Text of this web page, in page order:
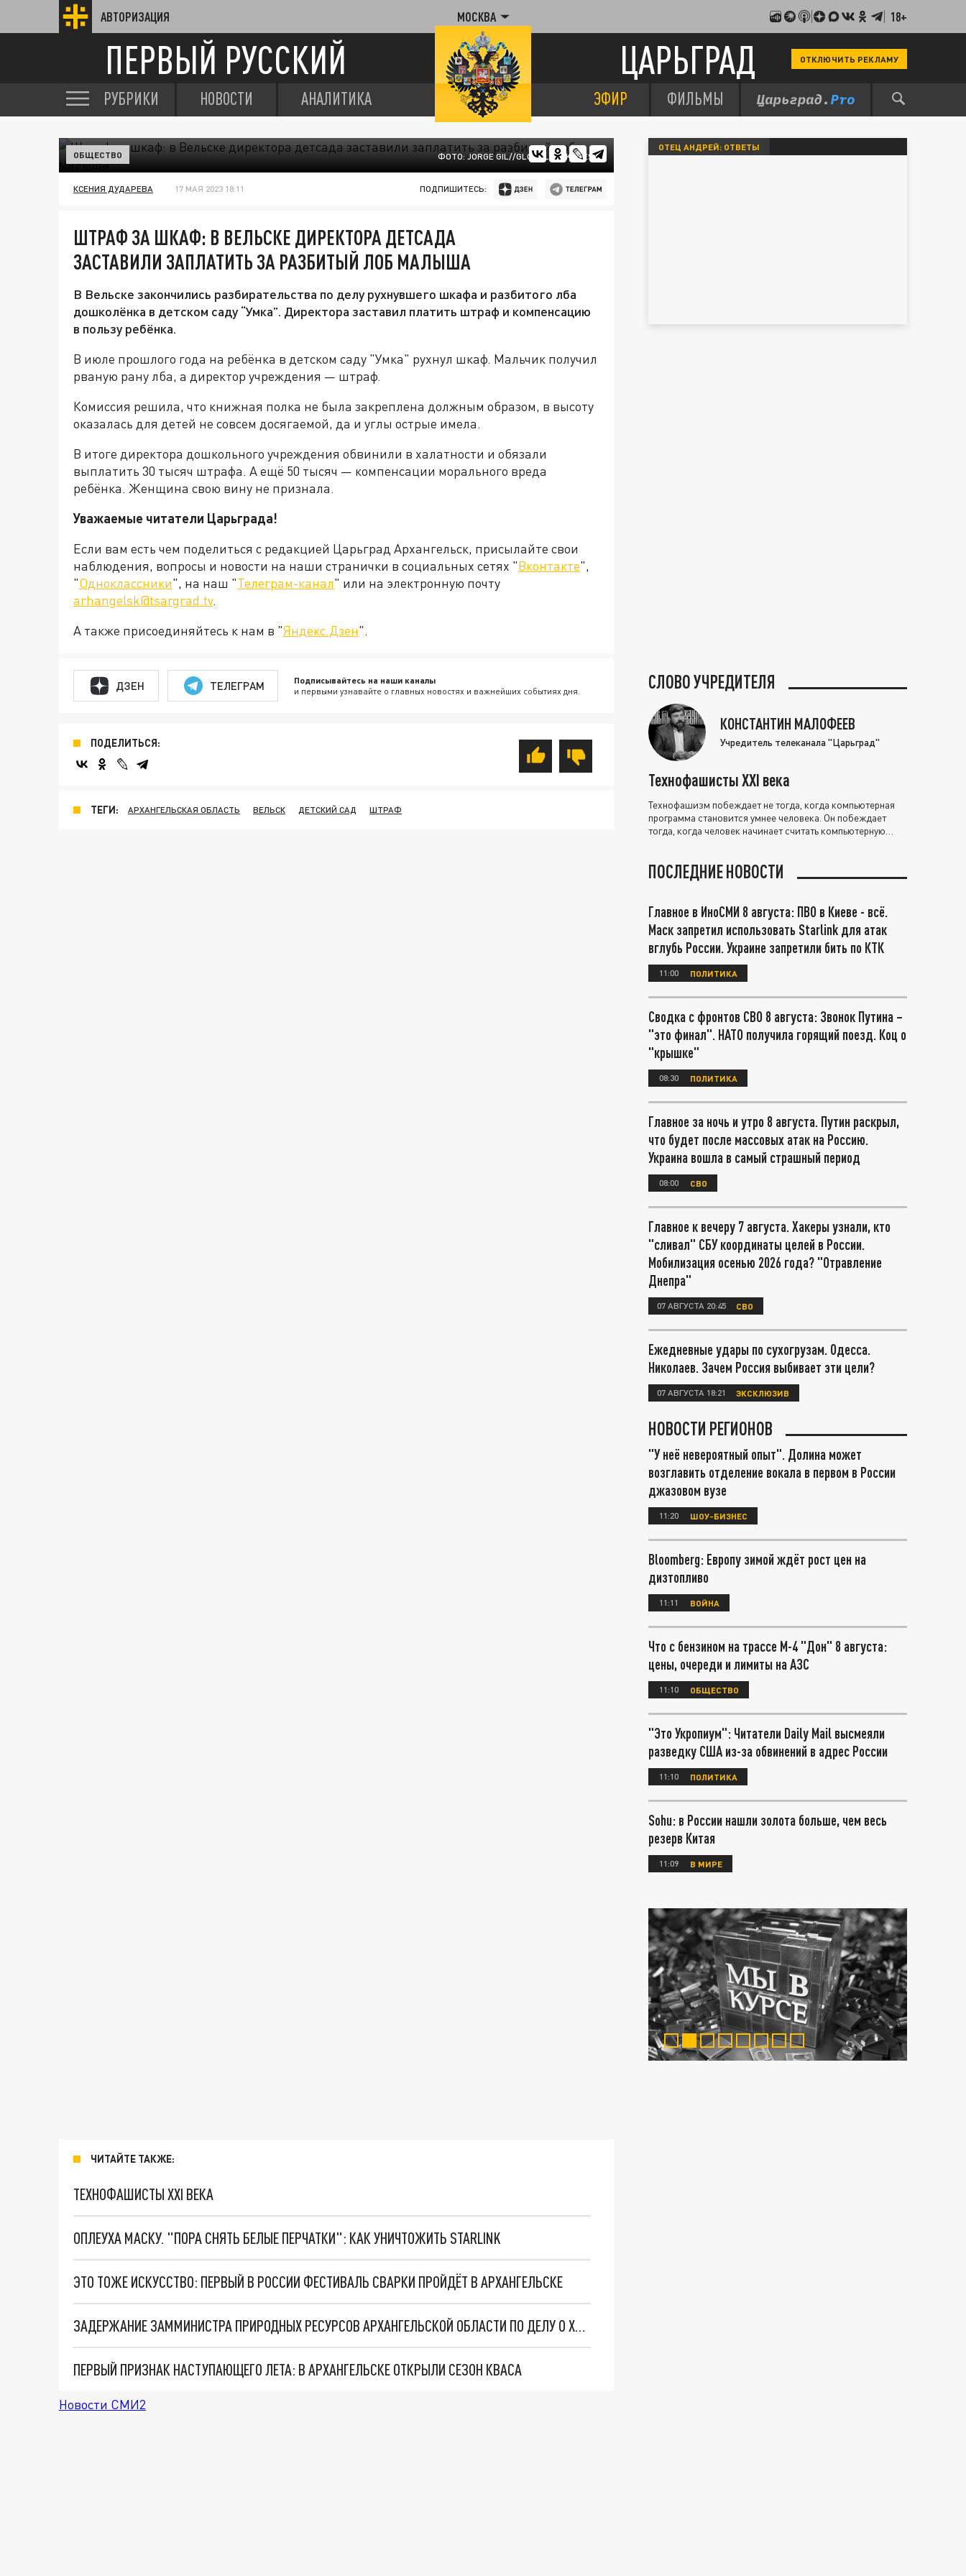
АВТОРИЗАЦИЯ МОСКВА 18+
ПЕРВЫЙ РУССКИЙ ЦАРЬГРАД ОТКЛЮЧИТЬ РЕКЛАМУ
РУБРИКИ НОВОСТИ АНАЛИТИКА ЭФИР ФИЛЬМЫ
ФОТО: JORGE GIL//GLOBALLOOKPRESS
ОБЩЕСТВО
КСЕНИЯ ДУДАРЕВА 17 МАЯ 2023 18:11 ПОДПИШИТЕСЬ:
ШТРАФ ЗА ШКАФ: В ВЕЛЬСКЕ ДИРЕКТОРА ДЕТСАДА
ЗАСТАВИЛИ ЗАПЛАТИТЬ ЗА РАЗБИТЫЙ ЛОБ МАЛЫША
В Вельске закончились разбирательства по делу рухнувшего шкафа и разбитого лба
дошколёнка в детском саду “Умка”. Директора заставил платить штраф и компенсацию
в пользу ребёнка.
В июле прошлого года на ребёнка в детском саду "Умка" рухнул шкаф. Мальчик получил
рваную рану лба, а директор учреждения — штраф.
Комиссия решила, что книжная полка не была закреплена должным образом, в высоту
оказалась для детей не совсем досягаемой, да и углы острые имела.
В итоге директора дошкольного учреждения обвинили в халатности и обязали
выплатить 30 тысяч штрафа. А ещё 50 тысяч — компенсации морального вреда
ребёнка. Женщина свою вину не признала.
Уважаемые читатели Царьграда!
Если вам есть чем поделиться с редакцией Царьград Архангельск, присылайте свои
наблюдения, вопросы и новости на наши странички в социальных сетях "Вконтакте",
"Одноклассники", на наш "Телеграм-канал" или на электронную почту
arhangelsk@tsargrad.tv.
А также присоединяйтесь к нам в "Яндекс.Дзен".
ДЗЕН ТЕЛЕГРАМ Подписывайтесь на наши каналы
и первыми узнавайте о главных новостях и важнейших событиях дня.
ПОДЕЛИТЬСЯ:
ТЕГИ: АРХАНГЕЛЬСКАЯ ОБЛАСТЬ ВЕЛЬСК ДЕТСКИЙ САД ШТРАФ
ЧИТАЙТЕ ТАКЖЕ:
ТЕХНОФАШИСТЫ XXI ВЕКА
ОПЛЕУХА МАСКУ. "ПОРА СНЯТЬ БЕЛЫЕ ПЕРЧАТКИ": КАК УНИЧТОЖИТЬ STARLINK
ЭТО ТОЖЕ ИСКУССТВО: ПЕРВЫЙ В РОССИИ ФЕСТИВАЛЬ СВАРКИ ПРОЙДЁТ В АРХАНГЕЛЬСКЕ
ЗАДЕРЖАНИЕ ЗАММИНИСТРА ПРИРОДНЫХ РЕСУРСОВ АРХАНГЕЛЬСКОЙ ОБЛАСТИ ПО ДЕЛУ О ХИЩЕНИИ: ВИДЕО
ПЕРВЫЙ ПРИЗНАК НАСТУПАЮЩЕГО ЛЕТА: В АРХАНГЕЛЬСКЕ ОТКРЫЛИ СЕЗОН КВАСА
Новости СМИ2
ОТЕЦ АНДРЕЙ: ОТВЕТЫ
СЛОВО УЧРЕДИТЕЛЯ
КОНСТАНТИН МАЛОФЕЕВ
Учредитель телеканала "Царьград"
Технофашисты XXI века
Технофашизм побеждает не тогда, когда компьютерная
программа становится умнее человека. Он побеждает
тогда, когда человек начинает считать компьютерную
ПОСЛЕДНИЕ НОВОСТИ
Главное в ИноСМИ 8 августа: ПВО в Киеве - всё.
Маск запретил использовать Starlink для атак
вглубь России. Украине запретили бить по КТК
11:00 ПОЛИТИКА
Сводка с фронтов СВО 8 августа: Звонок Путина –
"это финал". НАТО получила горящий поезд. Коц о
"крышке"
08:30 ПОЛИТИКА
Главное за ночь и утро 8 августа. Путин раскрыл,
что будет после массовых атак на Россию.
Украина вошла в самый страшный период
08:00 СВО
Главное к вечеру 7 августа. Хакеры узнали, кто
"сливал" СБУ координаты целей в России.
Мобилизация осенью 2026 года? "Отравление
Днепра"
07 АВГУСТА 20:45 СВО
Ежедневные удары по сухогрузам. Одесса.
Николаев. Зачем Россия выбивает эти цели?
07 АВГУСТА 18:21 ЭКСКЛЮЗИВ
НОВОСТИ РЕГИОНОВ
"У неё невероятный опыт". Долина может
возглавить отделение вокала в первом в России
джазовом вузе
11:20 ШОУ-БИЗНЕС
Bloomberg: Европу зимой ждёт рост цен на
дизтопливо
11:11 ВОЙНА
Что с бензином на трассе М-4 "Дон" 8 августа:
цены, очереди и лимиты на АЗС
11:10 ОБЩЕСТВО
"Это Укропиум": Читатели Daily Mail высмеяли
разведку США из-за обвинений в адрес России
11:10 ПОЛИТИКА
Sohu: в России нашли золота больше, чем весь
резерв Китая
11:09 В МИРЕ